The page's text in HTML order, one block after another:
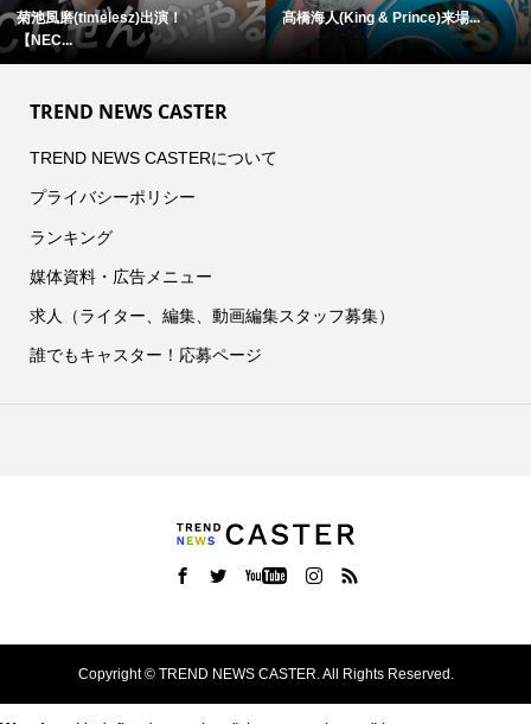
菊池風磨(timelesz)出演！
【NEC...
髙橋海人(King & Prince)来場...
TREND NEWS CASTER
TREND NEWS CASTERについて
プライバシーポリシー
ランキング
媒体資料・広告メニュー
求人（ライター、編集、動画編集スタッフ募集）
誰でもキャスター！応募ページ
Copyright ©TREND NEWS CASTER. All Rights Reserved.